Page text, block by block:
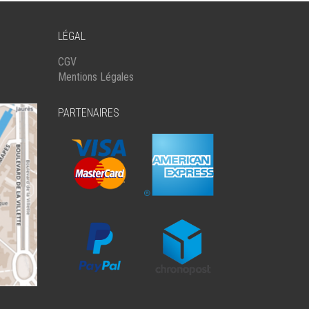
LÉGAL
CGV
Mentions Légales
PARTENAIRES